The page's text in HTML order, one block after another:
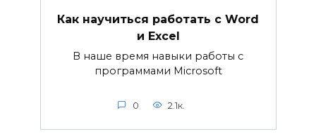
Как научиться работать с Word
и Excel
В наше время навыки работы с
программами Microsoft
0 2.1к.